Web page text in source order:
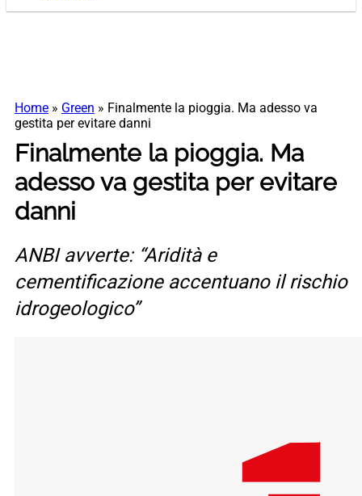
Home » Green » Finalmente la pioggia. Ma adesso va
gestita per evitare danni
Finalmente la pioggia. Ma
adesso va gestita per evitare
danni
ANBI avverte: “Aridità e
cementificazione accentuano il rischio
idrogeologico”